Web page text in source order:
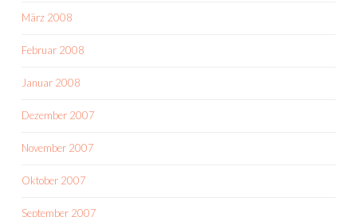
März 2008
Februar 2008
Januar 2008
Dezember 2007
November 2007
Oktober 2007
September 2007